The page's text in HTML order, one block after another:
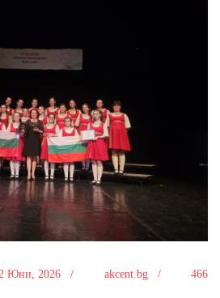
Юни, 2026 / akcent.bg / 466